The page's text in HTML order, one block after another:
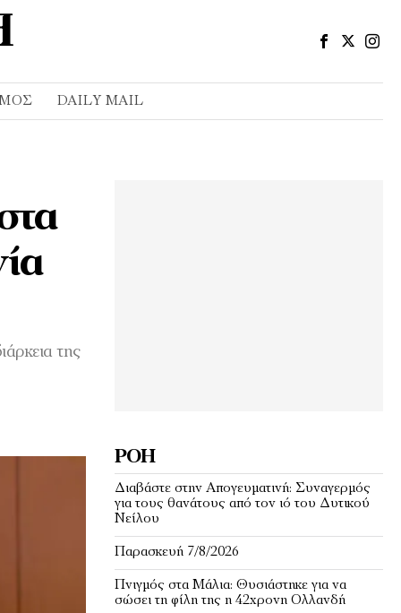
DAILY MAIL
της
ΡΟΉ
Διαβάστε στην Απογευματινή: Συναγερμός
για τους θανάτους από τον ιό του Δυτικού
Νείλου
Παρασκευή 7/8/2026
Πνιγμός στα Μάλια: Θυσιάστηκε για να
σώσει τη φίλη της η 42χρονη Ολλανδή